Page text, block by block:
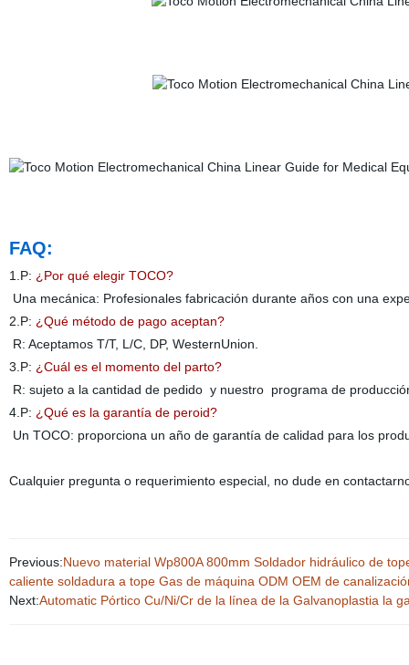
FAQ:
1.P: ¿Por qué elegir TOCO?
Una mecánica: Profesionales fabricación durante años con una
2.P: ¿Qué método de pago aceptan?
R: Aceptamos T/T, L/C, DP, WesternUnion.
3.P: ¿Cuál es el momento del parto?
R: sujeto a la cantidad de pedido y nuestro programa de
4.P: ¿Qué es la garantía de peroid?
Un TOCO: proporciona un año de garantía de calidad para los
Cualquier pregunta o requerimiento especial, no dude en
Previous:Nuevo material Wp800A 800mm Soldador hidráulico de
caliente soldadura a tope Gas de máquina ODM OEM de
Next:Automatic Pórtico Cu/Ni/Cr de la línea de la Galvanoplastia la